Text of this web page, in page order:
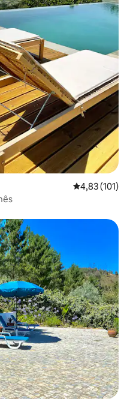
4,83 de uma
4,83 (101)